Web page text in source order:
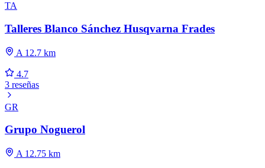
TA
Talleres Blanco Sánchez Husqvarna Frades
A 12.7 km
4.7
3 reseñas
GR
Grupo Noguerol
A 12.75 km